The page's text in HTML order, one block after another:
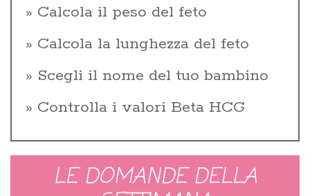
Calcola il peso del feto
Calcola la lunghezza del feto
Scegli il nome del tuo bambino
Controlla i valori Beta HCG
LE DOMANDE DELLA